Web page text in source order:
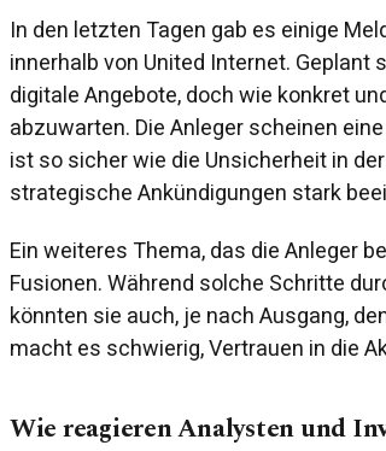
In den letzten Tagen gab es einige
innerhalb von United Internet. Geplant
digitale Angebote, doch wie konkret
abzuwarten. Die Anleger scheinen
ist so sicher wie die Unsicherheit in
strategische Ankündigungen stark
Ein weiteres Thema, das die Anleger
Fusionen. Während solche Schritte
könnten sie auch, je nach Ausgang,
macht es schwierig, Vertrauen in die
Wie reagieren Analysten und